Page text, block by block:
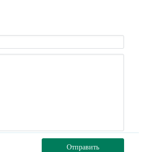
Отправить